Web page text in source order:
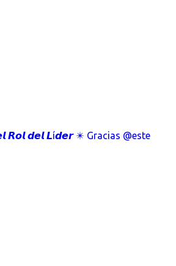
𝙍𝙤𝙡 𝙙𝙚𝙡 𝙇í𝙙𝙚𝙧 ✴️ Gracias @este